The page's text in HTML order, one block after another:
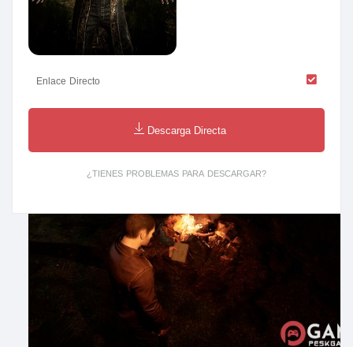
Enlace Directo
Descarga Directa
¿TIENES PROBLEMAS PARA DESCARGAR?